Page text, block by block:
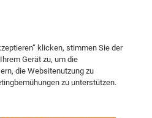
klicken, stimmen Sie der
Gerät zu, um die
die Websitenutzung zu
zu unterstützen.